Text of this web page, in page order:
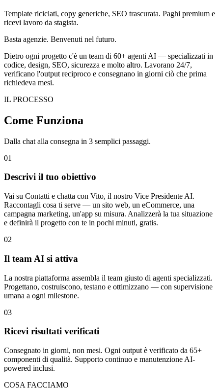
Template riciclati, copy generiche, SEO trascurata. Paghi premium e
ricevi lavoro da stagista.
Basta agenzie. Benvenuti nel futuro.
Dietro ogni progetto c'è un team di 60+ agenti AI — specializzati in
codice, design, SEO, sicurezza e molto altro. Lavorano 24/7,
verificano l'output reciproco e consegnano in giorni ciò che prima
richiedeva mesi.
IL PROCESSO
Come Funziona
Dalla chat alla consegna in 3 semplici passaggi.
01
Descrivi il tuo obiettivo
Vai su Contatti e chatta con Vito, il nostro Vice Presidente AI.
Raccontagli cosa ti serve — un sito web, un eCommerce, una
campagna marketing, un'app su misura. Analizzerà la tua situazione
e definirà il progetto con te in pochi minuti, gratis.
02
Il team AI si attiva
La nostra piattaforma assembla il team giusto di agenti specializzati.
Progettano, costruiscono, testano e ottimizzano — con supervisione
umana a ogni milestone.
03
Ricevi risultati verificati
Consegnato in giorni, non mesi. Ogni output è verificato da 65+
componenti di qualità. Supporto continuo e manutenzione AI-
powered inclusi.
COSA FACCIAMO